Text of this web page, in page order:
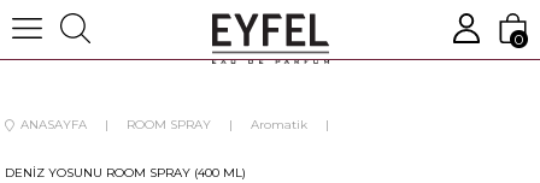
0
ANASAYFA ROOM SPRAY Aromatik
DENİZ YOSUNU ROOM SPRAY (400 ML)